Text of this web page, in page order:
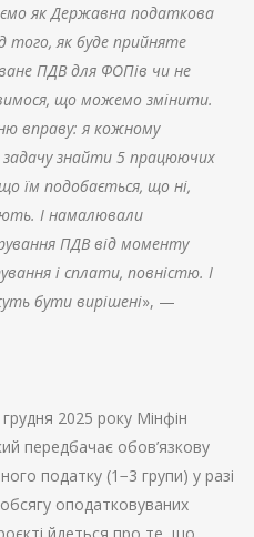
як Державна податкова
того, як буде прийняте
ПДВ для ФОПів чи не
що можемо змінити.
вправу: я кожному
знайти 5 працюючих
їм подобається, що ні,
І намалювали
ПДВ від моменту
і сплати, повністю. І
бути вирішені», —
2025 року Мінфін
передбачає обов’язкову
податку (1−3 групи) у разі
оподатковуваних